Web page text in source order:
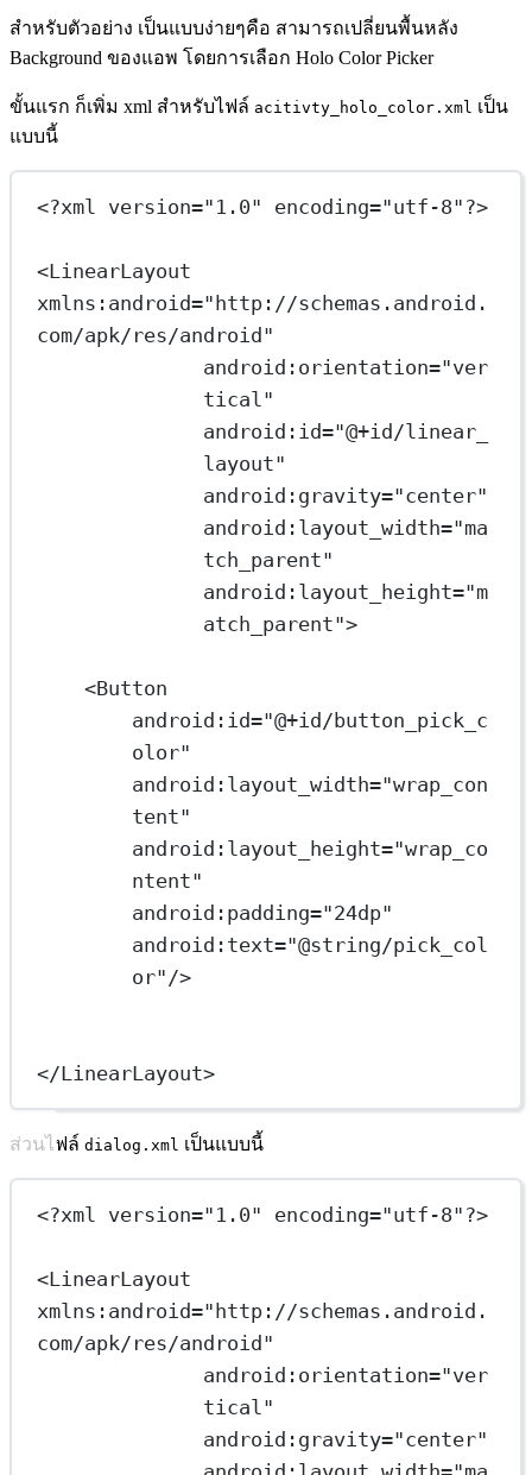
สำหรับตัวอย่าง เป็นแบบง่ายๆคือ สามารถเปลี่ยนพื้นหลัง
Background ของแอพ โดยการเลือก Holo Color Picker
ขั้นแรก ก็เพิ่ม xml สำหรับไฟล์ acitivty_holo_color.xml เป็น
แบบนี้
<?xml version="1.0" encoding="utf-8" ?>
<LinearLayout
xmlns:android="http://schemas.android.
com/apk/res/android"
android:orientation="ver
tical"
android:id="@+id/linear_
layout"
android:gravity="center"
android:layout_width="ma
tch_parent"
android:layout_height="m
atch_parent">
<Button
android:id="@+id/button_pick_c
olor"
android:layout_width="wrap_con
tent"
android:layout_height="wrap_co
ntent"
android:padding="24dp"
android:text="@string/pick_col
or" />
</LinearLayout>
ส่วนไฟล์ dialog.xml เป็นแบบนี้
<?xml version="1.0" encoding="utf-8" ?>
<LinearLayout
xmlns:android="http://schemas.android.
com/apk/res/android"
android:orientation="ver
tical"
android:gravity="center"